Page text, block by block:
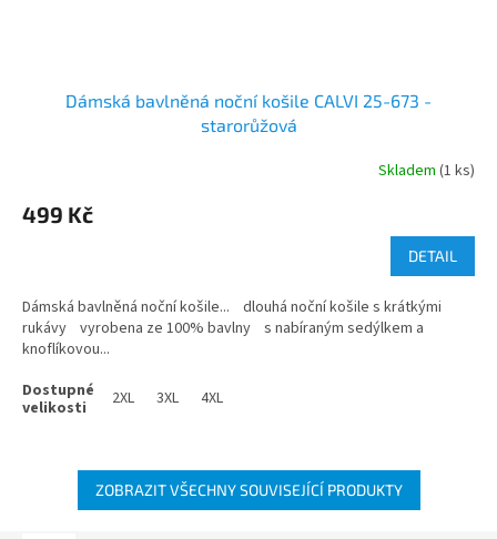
Dámská bavlněná noční košile CALVI 25-673 -
starorůžová
Skladem (1 ks)
499 Kč
DETAIL
Dámská bavlněná noční košile... dlouhá noční košile s krátkými
rukávy vyrobena ze 100% bavlny s nabíraným sedýlkem a
knoflíkovou...
2XL 3XL 4XL
ZOBRAZIT VŠECHNY SOUVISEJÍCÍ PRODUKTY